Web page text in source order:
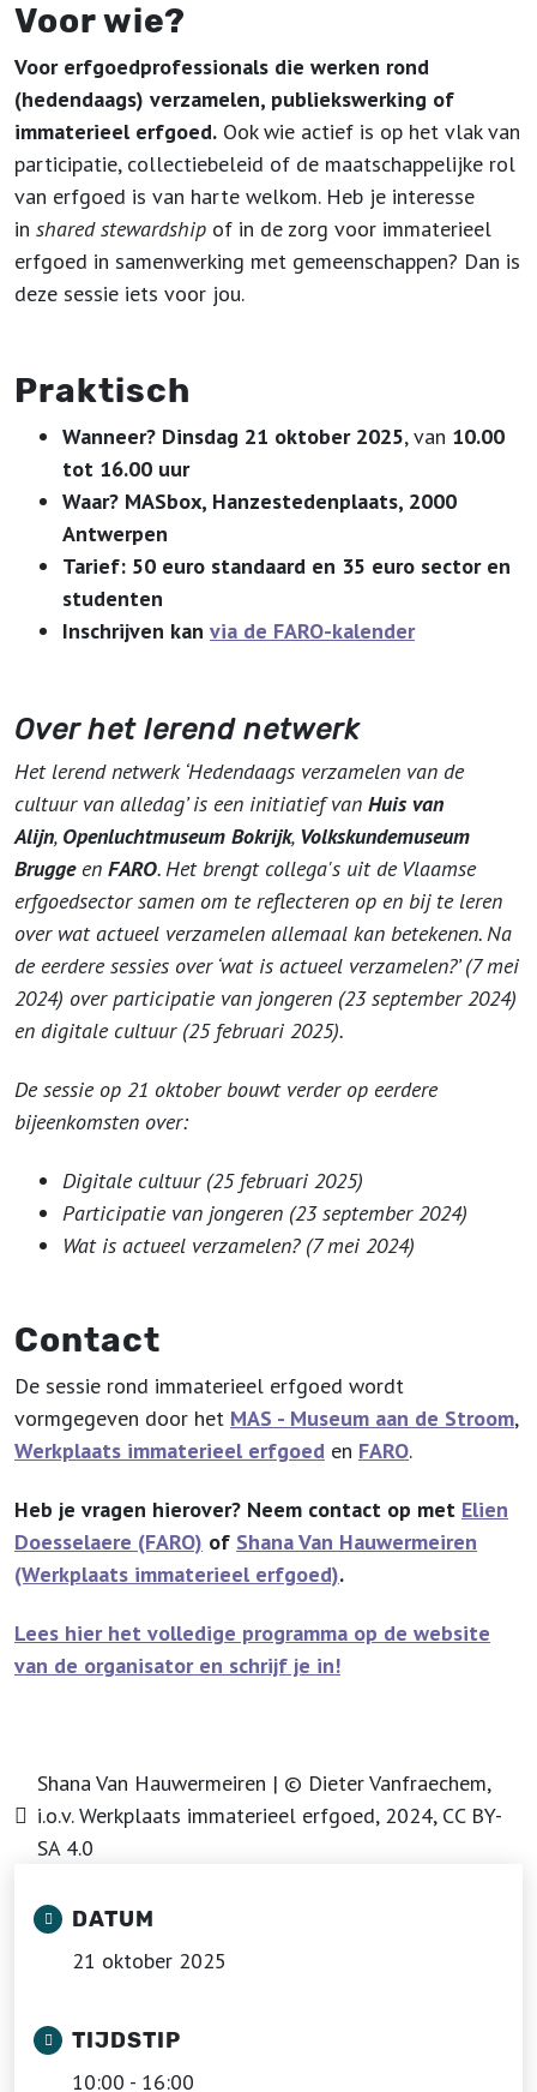
Voor wie?
Voor erfgoedprofessionals die werken rond
(hedendaags) verzamelen, publiekswerking of
immaterieel erfgoed. Ook wie actief is op het vlak van
participatie, collectiebeleid of de maatschappelijke rol
van erfgoed is van harte welkom. Heb je interesse
in shared stewardship of in de zorg voor immaterieel
erfgoed in samenwerking met gemeenschappen? Dan is
deze sessie iets voor jou.
Praktisch
Wanneer? Dinsdag 21 oktober 2025, van 10.00
tot 16.00 uur
Waar? MASbox, Hanzestedenplaats, 2000
Antwerpen
Tarief: 50 euro standaard en 35 euro sector en
studenten
Inschrijven kan via de FARO-kalender
Over het lerend netwerk
Het lerend netwerk ‘Hedendaags verzamelen van de
cultuur van alledag’ is een initiatief van Huis van
Alijn, Openluchtmuseum Bokrijk, Volkskundemuseum
Bruggeen FARO. Het brengt collega's uit de Vlaamse
erfgoedsector samen om te reflecteren op en bij te leren
over wat actueel verzamelen allemaal kan betekenen. Na
de eerdere sessies over ‘wat is actueel verzamelen?’ (7 mei
2024) over participatie van jongeren (23 september 2024)
en digitale cultuur (25 februari 2025).
De sessie op 21 oktober bouwt verder op eerdere
bijeenkomsten over:
Digitale cultuur (25 februari 2025)
Participatie van jongeren (23 september 2024)
Wat is actueel verzamelen? (7 mei 2024)
Contact
De sessie rond immaterieel erfgoed wordt
vormgegeven door het MAS - Museum aan de Stroom,
Werkplaats immaterieel erfgoed en FARO.
Heb je vragen hierover? Neem contact op met Elien
Doesselaere (FARO) of Shana Van Hauwermeiren
(Werkplaats immaterieel erfgoed).
Lees hier het volledige programma op de website
van de organisator en schrijf je in!
Shana Van Hauwermeiren | © Dieter Vanfraechem,
i.o.v. Werkplaats immaterieel erfgoed, 2024, CC BY-
SA 4.0
DATUM
21 oktober 2025
TIJDSTIP
10:00 - 16:00